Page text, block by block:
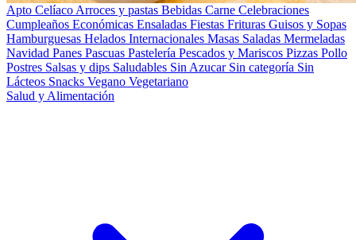
Apto Celíaco Arroces y pastas Bebidas Carne Celebraciones
Cumpleaños Económicas Ensaladas Fiestas Frituras Guisos y Sopas
Hamburguesas Helados Internacionales Masas Saladas Mermeladas
Navidad Panes Pascuas Pastelería Pescados y Mariscos Pizzas Pollo
Postres Salsas y dips Saludables Sin Azucar Sin categoría Sin
Lácteos Snacks Vegano Vegetariano
Salud y Alimentación